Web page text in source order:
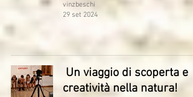
vinzbeschi
29 set 2024
Un viaggio di scoperta e
creatività nella natura!